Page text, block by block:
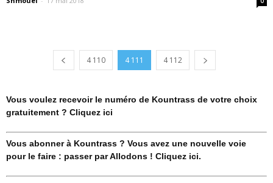
4 110 4 111 4 112
Vous voulez recevoir le numéro de Kountrass de votre choix
gratuitement ? Cliquez ici
Vous abonner à Kountrass ? Vous avez une nouvelle voie
pour le faire : passer par Allodons ! Cliquez ici.